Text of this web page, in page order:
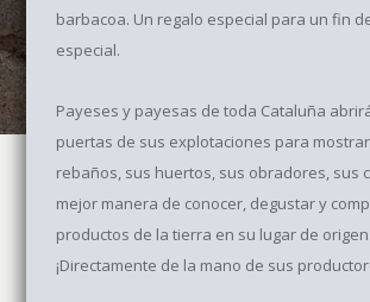
barbacoa. Un regalo especial para un fin
especial.
Payeses y payesas de toda Cataluña
puertas de sus explotaciones para
rebaños, sus huertos, sus obradores, sus
mejor manera de conocer, degustar y
productos de la tierra en su lugar de origen.
¡Directamente de la mano de sus